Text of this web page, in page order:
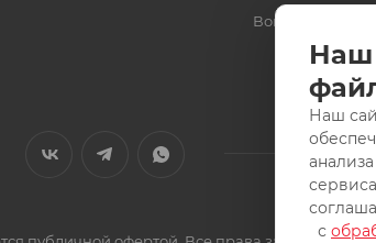
Вопрос-ответ
Наш
Наш
с